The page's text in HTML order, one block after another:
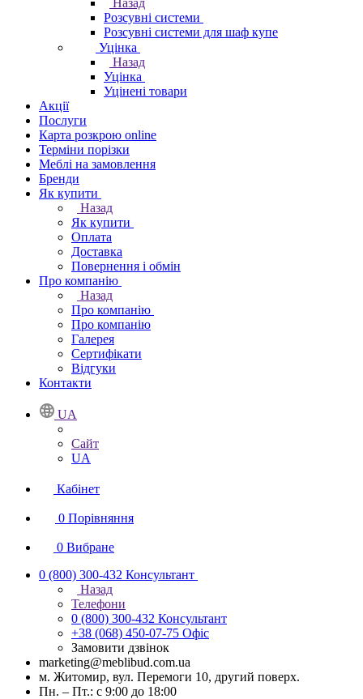
Назад
Розсувні системи
Розсувні системи для шаф купе
Уцінка
Назад
Уцінка
Уцінені товари
Акції
Послуги
Карта розкрою online
Терміни порізки
Меблі на замовлення
Бренди
Як купити
Назад
Як купити
Оплата
Доставка
Повернення і обмін
Про компанію
Назад
Про компанію
Про компанію
Галерея
Сертифікати
Відгуки
Контакти
UA
Сайт
UA
Кабінет
0 Порівняння
0 Вибране
0 (800) 300-432 Консультант
Назад
Телефони
0 (800) 300-432 Консультант
+38 (068) 450-07-75 Офіс
Замовити дзвінок
marketing@meblibud.com.ua
м. Житомир, вул. Перемоги 10, другий поверх.
Пн. – Пт.: с 9:00 до 18:00